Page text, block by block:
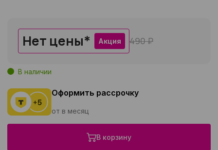
Нет цены* Акция 490 ₽
В наличии
Оформить рассрочку
от в месяц
В корзину